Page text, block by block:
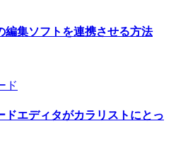
編集ソフトを連携させる方法
ドエディタがカラリストにとっ